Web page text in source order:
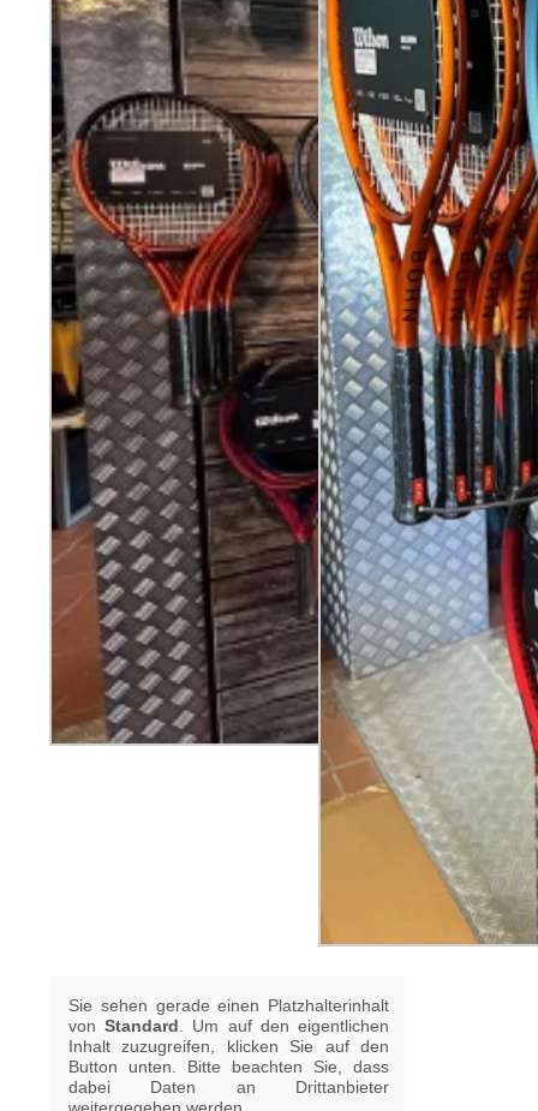
Sie sehen gerade einen Platzhalterinhalt
vonStandard . Um auf den eigentlichen
Inhalt zuzugreifen, klicken Sie auf den
Button unten. Bitte beachten Sie, dass
dabei Daten an Drittanbieter
weitergegeben werden.